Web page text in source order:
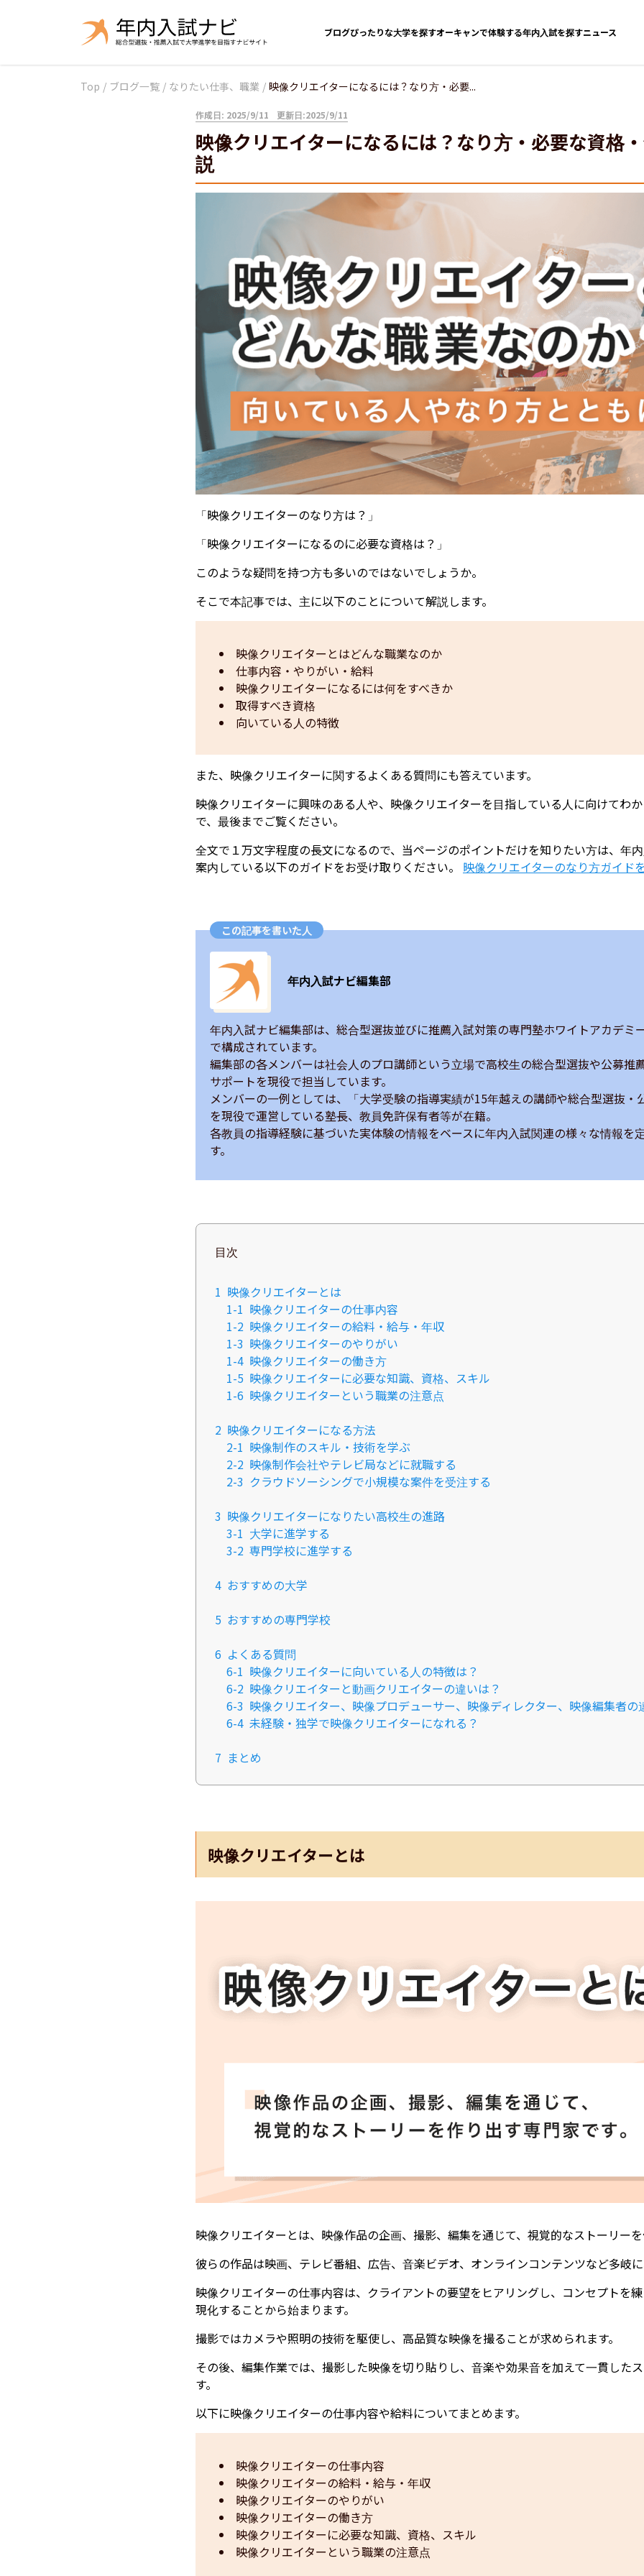
ブログぴったりな大学を探すオーキャンで体験する年内入試を探すニュース
Top / ブログ一覧 / なりたい仕事、職業 / 映像クリエイターになるには？なり方・必要...
作成日: 2025/9/11 更新日:2025/9/11
映像クリエイターになるには？なり方・必要な資格
説
「映像クリエイターのなり方は？」
「映像クリエイターになるのに必要な資格は？」
このような疑問を持つ方も多いのではないでしょうか。
そこで本記事では、主に以下のことについて解説します。
映像クリエイターとはどんな職業なのか
仕事内容・やりがい・給料
映像クリエイターになるには何をすべきか
取得すべき資格
向いている人の特徴
また、映像クリエイターに関するよくある質問にも答えています。
映像クリエイターに興味のある人や、映像クリエイターを目指している人に向けてわ
で、最後までご覧ください。
全文で１万文字程度の長文になるので、当ページのポイントだけを知りたい方は、年
案内している以下のガイドをお受け取りください。
映像クリエイターのなり方ガイド
この記事を書いた人
年内入試ナビ編集部
年内入試ナビ編集部は、総合型選抜並びに推薦入試対策の専門塾ホワイトアカデミ
で構成されています。
編集部の各メンバーは社会人のプロ講師という立場で高校生の総合型選抜や公募推
サポートを現役で担当しています。
メンバーの一例としては、「大学受験の指導実績が15年越えの講師や総合型選抜・
を現役で運営している塾長、教員免許保有者等が在籍。
各教員の指導経験に基づいた実体験の情報をベースに年内入試関連の様々な情報を
す。
目次
1 映像クリエイターとは
1-1 映像クリエイターの仕事内容
1-2 映像クリエイターの給料・給与・年収
1-3 映像クリエイターのやりがい
1-4 映像クリエイターの働き方
1-5 映像クリエイターに必要な知識、資格、スキル
1-6 ​映像クリエイターという職業の注意点
2 映像クリエイターになる方法
2-1 映像制作のスキル・技術を学ぶ
2-2 映像制作会社やテレビ局などに就職する
2-3 クラウドソーシングで小規模な案件を受注する
3 映像クリエイターになりたい高校生の進路
3-1 大学に進学する
3-2 専門学校に進学する
4 おすすめの大学
5 おすすめの専門学校
6 よくある質問
6-1 映像クリエイターに向いている人の特徴は？
6-2 映像クリエイターと動画クリエイターの違いは？
6-3 映像クリエイター、映像プロデューサー、映像ディレクター、映像編集者の
6-4 未経験・独学で映像クリエイターになれる？
7 まとめ
映像クリエイターとは
映像クリエイターとは、映像作品の企画、撮影、編集を通じて、視覚的なストーリー
彼らの作品は映画、テレビ番組、広告、音楽ビデオ、オンラインコンテンツなど多岐
映像クリエイターの仕事内容は、クライアントの要望をヒアリングし、コンセプトを
現化することから始まります。
撮影ではカメラや照明の技術を駆使し、高品質な映像を撮ることが求められます。
その後、編集作業では、撮影した映像を切り貼りし、音楽や効果音を加えて一貫した
す。
以下に映像クリエイターの仕事内容や給料についてまとめます。
映像クリエイターの仕事内容
映像クリエイターの給料・給与・年収
映像クリエイターのやりがい
映像クリエイターの働き方
映像クリエイターに必要な知識、資格、スキル
映像クリエイターという職業の注意点